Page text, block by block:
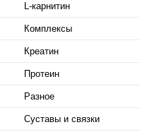
L-карнитин
Комплексы
Креатин
Протеин
Разное
Суставы и связки